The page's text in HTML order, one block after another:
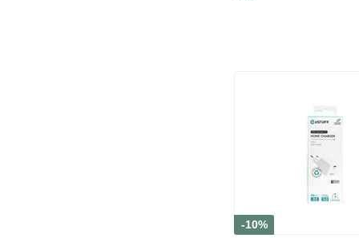
-10%